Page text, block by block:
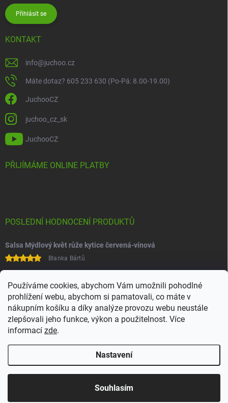
Používáme cookies, abychom Vám umožnili pohodlné
prohlížení webu, abychom si pamatovali, co máte v
nákupním košíku a díky analýze provozu webu neustále
zlepšovali jeho funkce, výkon a použitelnost. Více
informací zde.
Nastavení
Souhlasím
Přihlásit se
KONTAKT
info@juchoo.cz
Máte dotaz? 605 233 630 (Po-Pá: 8.00-19.00)
JuchooCZ
juchoo_cz_sk
JuchooCZ
PŘIJÍMÁME ONLINE PLATBY
POSLEDNÍ HODNOCENÍ PRODUKTŮ
Salsa Mýdlový květ růže kytice červená-vínová
Blanka Bártů
Copyright 2026Juchoo. Všechna práva vyhrazena.Upravit nastavení
cookies